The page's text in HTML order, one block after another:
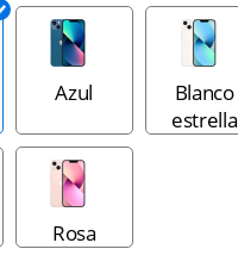
Azul
Blanco
estrella
Rosa